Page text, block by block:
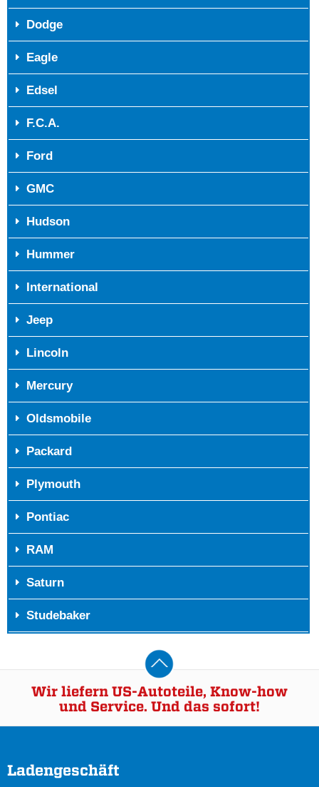
Dodge
Eagle
Edsel
F.C.A.
Ford
GMC
Hudson
Hummer
International
Jeep
Lincoln
Mercury
Oldsmobile
Packard
Plymouth
Pontiac
RAM
Saturn
Studebaker
Wir liefern US-Autoteile, Know-how
und Service. Und das sofort!
Ladengeschäft